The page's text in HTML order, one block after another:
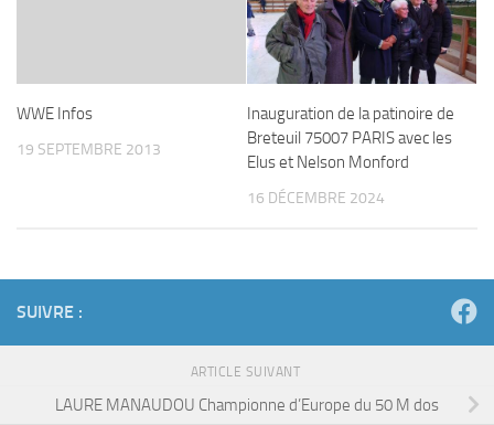
WWE Infos
19 SEPTEMBRE 2013
Inauguration de la patinoire de
Breteuil 75007 PARIS avec les
Elus et Nelson Monford
16 DÉCEMBRE 2024
SUIVRE :
ARTICLE SUIVANT
LAURE MANAUDOU Championne d’Europe du 50 M dos